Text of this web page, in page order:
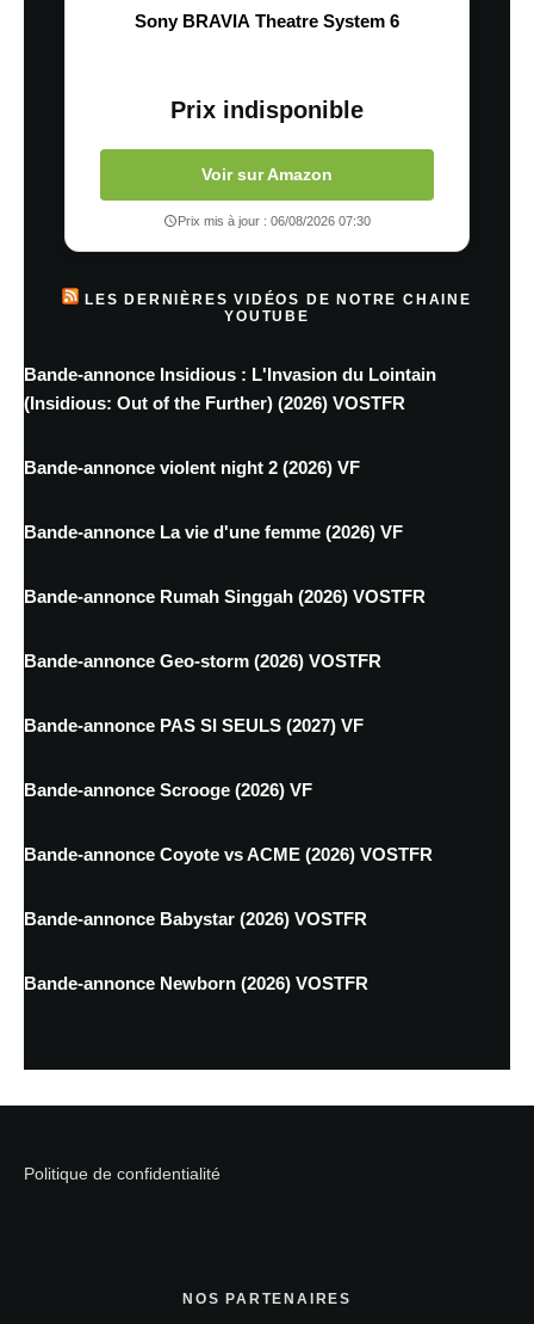
Sony BRAVIA Theatre System 6
Prix indisponible
Voir sur Amazon
Prix mis à jour : 06/08/2026 07:30
LES DERNIÈRES VIDÉOS DE NOTRE CHAINE
YOUTUBE
Bande-annonce Insidious : L'Invasion du Lointain
(Insidious: Out of the Further) (2026) VOSTFR
Bande-annonce violent night 2 (2026) VF
Bande-annonce La vie d'une femme (2026) VF
Bande-annonce Rumah Singgah (2026) VOSTFR
Bande-annonce Geo-storm (2026) VOSTFR
Bande-annonce PAS SI SEULS (2027) VF
Bande-annonce Scrooge (2026) VF
Bande-annonce Coyote vs ACME (2026) VOSTFR
Bande-annonce Babystar (2026) VOSTFR
Bande-annonce Newborn (2026) VOSTFR
Politique de confidentialité
NOS PARTENAIRES